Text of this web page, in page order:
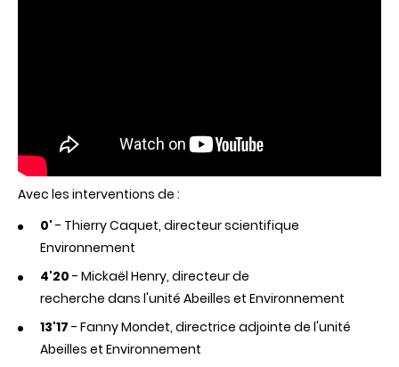
Avec les interventions de :
0' - Thierry Caquet, directeur scientifique
Environnement
4'20 - Mickaël Henry, directeur de
recherche dans l'unité Abeilles et Environnement
13'17 - Fanny Mondet, directrice adjointe de l'unité
Abeilles et Environnement